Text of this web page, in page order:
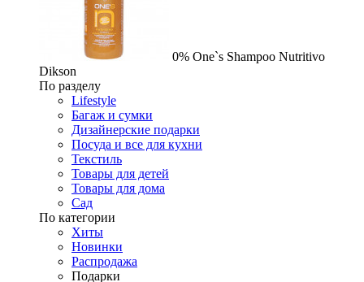
0% One`s Shampoo Nutritivo
Dikson
По разделу
Lifestyle
Багаж и сумки
Дизайнерские подарки
Посуда и все для кухни
Текстиль
Товары для детей
Товары для дома
Сад
По категории
Хиты
Новинки
Распродажа
Подарки